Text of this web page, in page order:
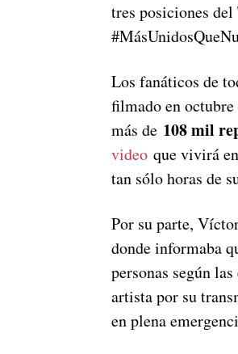
tres posiciones
Los fanáticos de
filmado en
más de 108 mil
video que vivirá
tan sólo horas de
Por su parte,
donde informaba
personas según
artista por su
en plena